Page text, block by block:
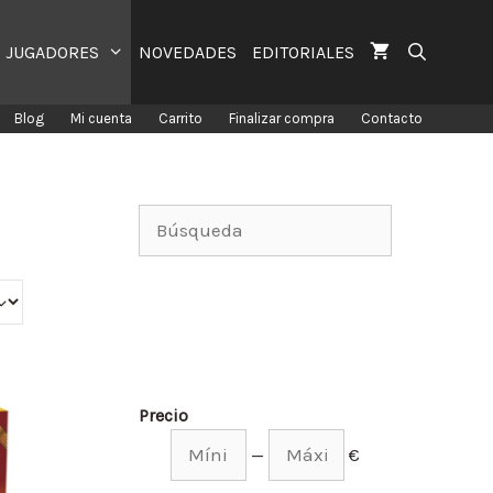
JUGADORES NOVEDADES EDITORIALES
Blog Mi cuenta Carrito Finalizar compra Contacto
Precio
— €